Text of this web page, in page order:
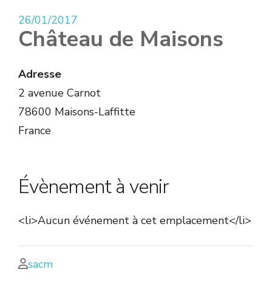
26/01/2017
Château de Maisons
Adresse
2 avenue Carnot
78600 Maisons-Laffitte
France
Évènement à venir
<li>Aucun événement à cet emplacement</li>
sacm